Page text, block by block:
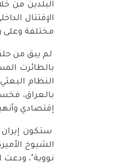
البلدين من
الإقتتال
مختلفة وعلى
لم يبق من
بالطائرت
النظام
بالعراق،
إقتصادي
ستكون
الشيوخ
نووية"، ودعت